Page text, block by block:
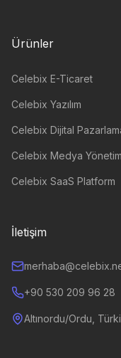
Ürünler
Celebix E-Ticaret
Celebix Yazılım
Celebix Dijital
Celebix Medya
Celebix SaaS Platform
İletişim
+90 530 209 96 28
Altınordu/Ordu,